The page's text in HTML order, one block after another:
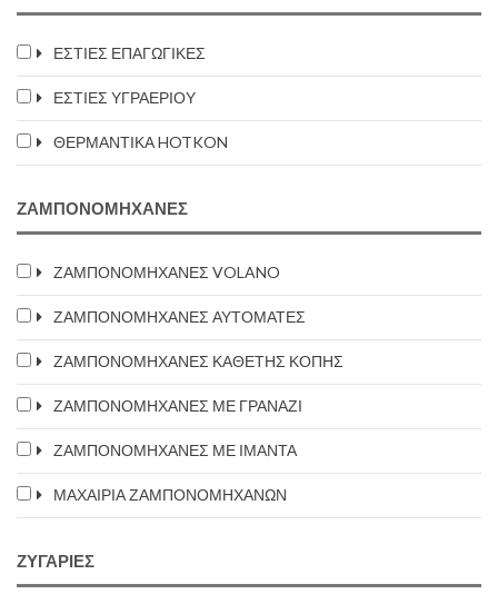
ΕΣΤΙΕΣ ΕΠΑΓΩΓΙΚΕΣ
ΕΣΤΙΕΣ ΥΓΡΑΕΡΙΟΥ
ΘΕΡΜΑΝΤΙΚΑ HOTKON
ΖΑΜΠΟΝΟΜΗΧΑΝΕΣ
ΖΑΜΠΟΝΟΜΗΧΑΝΕΣ VOLANO
ΖΑΜΠΟΝΟΜΗΧΑΝΕΣ ΑΥΤΟΜΑΤΕΣ
ΖΑΜΠΟΝΟΜΗΧΑΝΕΣ ΚΑΘΕΤΗΣ ΚΟΠΗΣ
ΖΑΜΠΟΝΟΜΗΧΑΝΕΣ ΜΕ ΓΡΑΝΑΖΙ
ΖΑΜΠΟΝΟΜΗΧΑΝΕΣ ΜΕ ΙΜΑΝΤΑ
ΜΑΧΑΙΡΙΑ ΖΑΜΠΟΝΟΜΗΧΑΝΩΝ
ΖΥΓΑΡΙΕΣ